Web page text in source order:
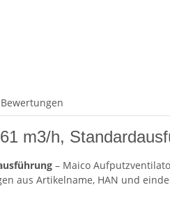
Bewertungen
m3/h,
– Maico
aus Artikelname, HAN und